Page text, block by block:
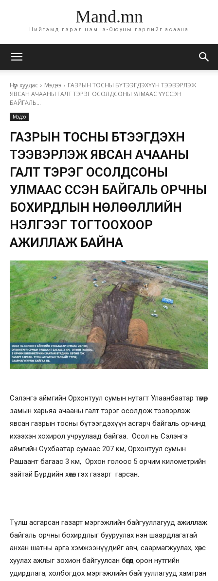
Mand.mn
Нийгэмд гэрэл нэмнэ-Оюуны гэрлийг асаана
Нүүр хуудас Мэдээ
ГАЗРЫН ТОСНЫ БҮТЭЭГДЭХҮҮН ТЭЭВЭРЛЭЖ
ЯВСАН АЧААНЫ ГАЛТ ТЭРЭГ ОСОЛДСОНЫ УЛМААС ҮҮССЭН
БАЙГАЛЬ...
Мэдээ
ГАЗРЫН ТОСНЫ БҮТЭЭГДЭХҮҮН
ТЭЭВЭРЛЭЖ ЯВСАН АЧААНЫ
ГАЛТ ТЭРЭГ ОСОЛДСОНЫ
УЛМААС ҮҮССЭН БАЙГАЛЬ ОРЧНЫ
БОХИРДЛЫН НӨЛӨӨЛЛИЙН
ҮНЭЛГЭЭГ ТОГТООХООР
АЖИЛЛАЖ БАЙНА
Сэлэнгэ аймгийн Орхонтуул сумын нутагт Улаанбаатар төмөр
замын харьяа ачааны галт тэрэг осолдож тээвэрлэж
явсан газрын тосны бүтээгдэхүүн асгарч байгаль орчинд
ихээхэн хохирол учруулаад байгаа. Осол нь Сэлэнгэ
аймгийн Сүхбаатар сумаас 207 км, Орхонтуул сумын
Рашаант багаас 3 км, Орхон голоос 5 орчим километрийн
зайтай Бүрдийн хөтөл гэх газарт гарсан.
Түлш асгарсан газарт мэргэжлийн байгууллагууд ажиллаж
байгаль орчны бохирдлыг бууруулах нэн шаардлагатай
анхан шатны арга хэмжээнүүдийг авч, саармагжуулах, хөрс
хуулах ажлыг зохион байгуулсан бөгөөд орон нутгийн
удирдлага, холбогдох мэргэжлийн байгууллагууд хамтран